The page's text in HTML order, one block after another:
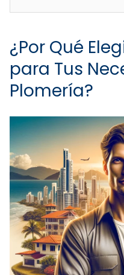
¿Por Qué
para Tus
Plomería?